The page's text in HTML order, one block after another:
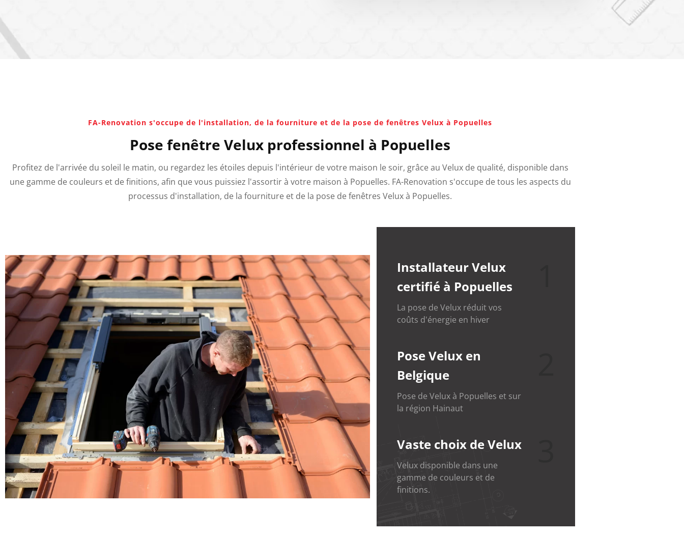
FA-Renovation s'occupe de l'installation, de la fourniture et de la pose de fenêtres Velux à Popuelles
Pose fenêtre Velux professionnel à Popuelles
Profitez de l'arrivée du soleil le matin, ou regardez les étoiles depuis l'intérieur de votre maison le soir, grâce au Velux de qualité, disponible dans
une gamme de couleurs et de finitions, afin que vous puissiez l'assortir à votre maison à Popuelles. FA-Renovation s'occupe de tous les aspects du
processus d'installation, de la fourniture et de la pose de fenêtres Velux à Popuelles.
Installateur Velux
certifié à Popuelles
La pose de Velux réduit vos
coûts d'énergie en hiver
Pose Velux en
Belgique
Pose de Velux à Popuelles et sur
la région Hainaut
Vaste choix de Velux
Velux disponible dans une
gamme de couleurs et de
finitions.